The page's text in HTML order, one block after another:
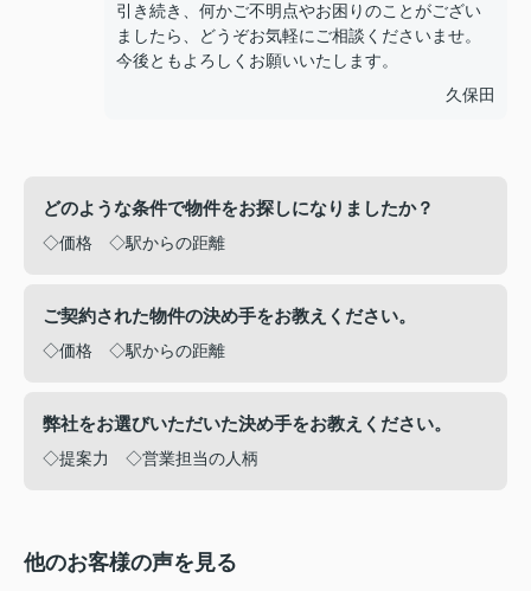
引き続き、何かご不明点やお困りのことがござい
ましたら、どうぞお気軽にご相談くださいませ。
今後ともよろしくお願いいたします。
久保田
どのような条件で物件をお探しになりましたか？
◇価格 ◇駅からの距離
ご契約された物件の決め手をお教えください。
◇価格 ◇駅からの距離
弊社をお選びいただいた決め手をお教えください。
◇提案力 ◇営業担当の人柄
他のお客様の声を見る